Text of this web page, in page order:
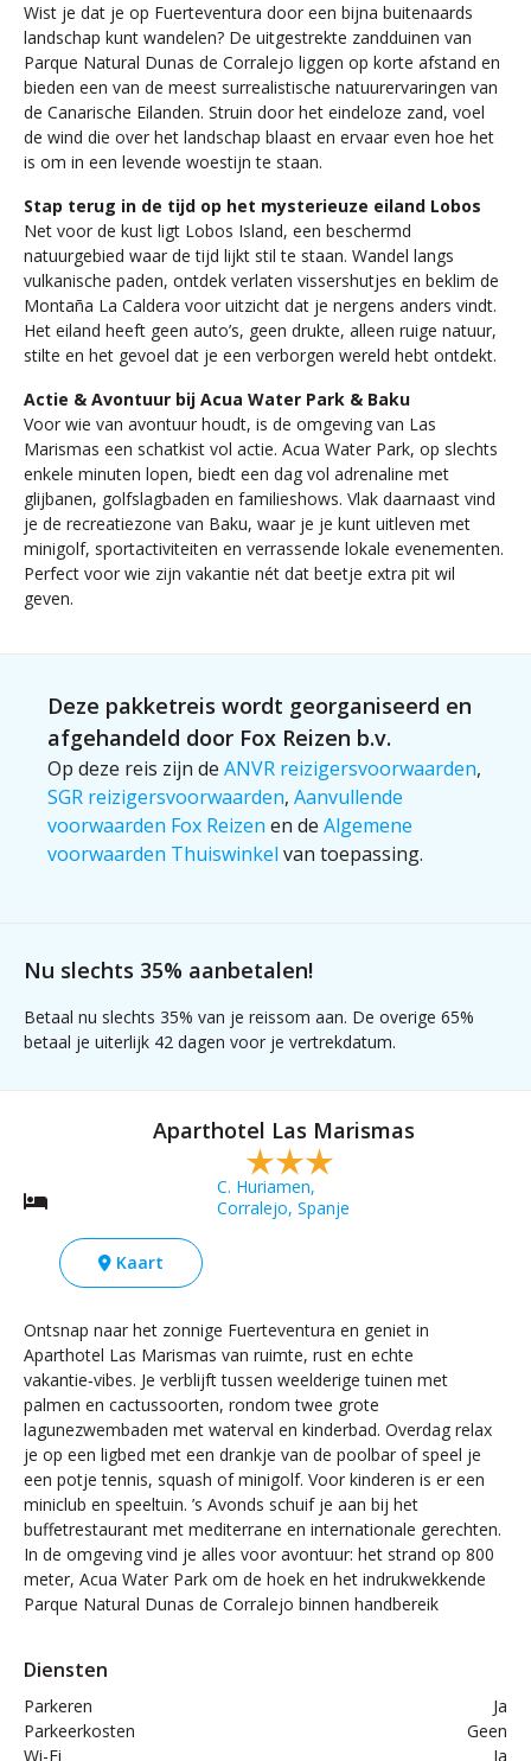
Wist je dat je op Fuerteventura door een bijna buitenaards
landschap kunt wandelen? De uitgestrekte zandduinen van
Parque Natural Dunas de Corralejo liggen op korte afstand en
bieden een van de meest surrealistische natuurervaringen van
de Canarische Eilanden. Struin door het eindeloze zand, voel
de wind die over het landschap blaast en ervaar even hoe het
is om in een levende woestijn te staan.
Stap terug in de tijd op het mysterieuze eiland Lobos
Net voor de kust ligt Lobos Island, een beschermd
natuurgebied waar de tijd lijkt stil te staan. Wandel langs
vulkanische paden, ontdek verlaten vissershutjes en beklim de
Montaña La Caldera voor uitzicht dat je nergens anders vindt.
Het eiland heeft geen auto’s, geen drukte, alleen ruige natuur,
stilte en het gevoel dat je een verborgen wereld hebt ontdekt.
Actie & Avontuur bij Acua Water Park & Baku
Voor wie van avontuur houdt, is de omgeving van Las
Marismas een schatkist vol actie. Acua Water Park, op slechts
enkele minuten lopen, biedt een dag vol adrenaline met
glijbanen, golfslagbaden en familieshows. Vlak daarnaast vind
je de recreatiezone van Baku, waar je je kunt uitleven met
minigolf, sportactiviteiten en verrassende lokale evenementen.
Perfect voor wie zijn vakantie nét dat beetje extra pit wil
geven.
Deze pakketreis wordt georganiseerd en
afgehandeld door Fox Reizen b.v.
Op deze reis zijn de ANVR reizigersvoorwaarden,
SGR reizigersvoorwaarden, Aanvullende
voorwaarden Fox Reizen en de Algemene
voorwaarden Thuiswinkel van toepassing.
Nu slechts 35% aanbetalen!
Betaal nu slechts 35% van je reissom aan. De overige 65%
betaal je uiterlijk 42 dagen voor je vertrekdatum.
Aparthotel Las Marismas
C. Huriamen,
Corralejo, Spanje
Kaart
Ontsnap naar het zonnige Fuerteventura en geniet in
Aparthotel Las Marismas van ruimte, rust en echte
vakantie‑vibes. Je verblijft tussen weelderige tuinen met
palmen en cactussoorten, rondom twee grote
lagunezwembaden met waterval en kinderbad. Overdag relax
je op een ligbed met een drankje van de poolbar of speel je
een potje tennis, squash of minigolf. Voor kinderen is er een
miniclub en speeltuin. ’s Avonds schuif je aan bij het
buffetrestaurant met mediterrane en internationale gerechten.
In de omgeving vind je alles voor avontuur: het strand op 800
meter, Acua Water Park om de hoek en het indrukwekkende
Parque Natural Dunas de Corralejo binnen handbereik
Diensten
Parkeren
Ja
Parkeerkosten
Geen
Wi-Fi
Ja